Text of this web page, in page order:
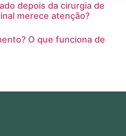
depois da cirurgia de
merece atenção?
O que funciona de